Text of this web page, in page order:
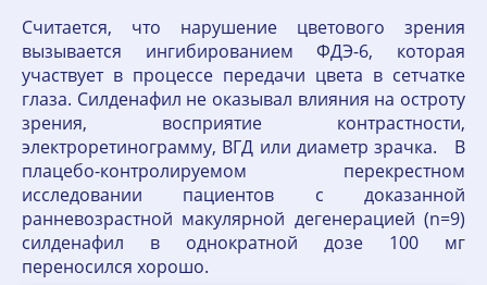
Считается, что нарушение цветового зрения
вызывается ингибированием ФДЭ-6, которая
участвует в процессе передачи цвета в сетчатке
глаза. Силденафил не оказывал влияния на остроту
зрения, восприятие контрастности,
электроретинограмму, ВГД или диаметр зрачка. В
плацебо-контролируемом перекрестном
исследовании пациентов с доказанной
ранневозрастной макулярной дегенерацией (n=9)
силденафил в однократной дозе 100 мг
переносился хорошо.